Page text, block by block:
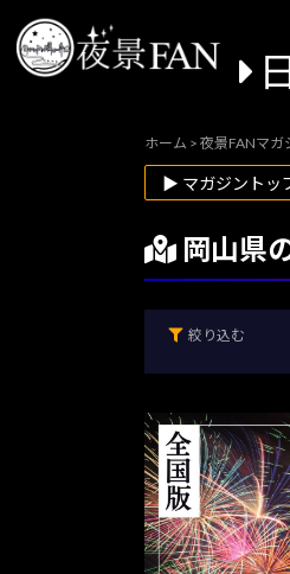
ホーム > 夜景FANマガ
▶ マガジントッ
岡山県
絞り込む